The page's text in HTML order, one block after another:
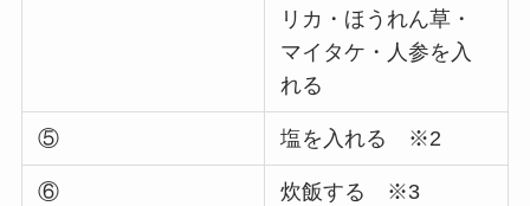
リカ・ほうれん草・
マイタケ・人参を入
れる
⑤ 塩を入れる ※2
⑥ 炊飯する ※3